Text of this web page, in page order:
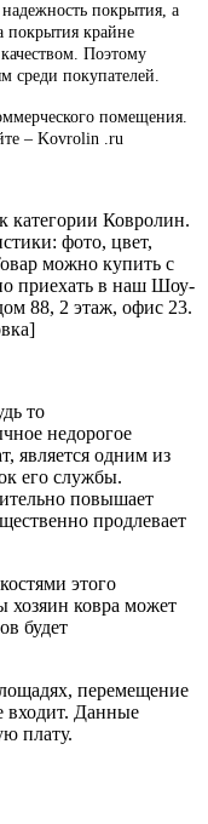
покрытия, а
покрытия крайне
Поэтому
среди покупателей.
помещения.
– Kovrolin .ru
категории Ковролин.
фото, цвет,
можно купить с
приехать в наш Шоу-
88, 2 этаж, офис 23.
то
недорогое
является одним из
его службы.
повышает
продлевает
этого
хозяин ковра может
будет
перемещение
входит. Данные
плату.